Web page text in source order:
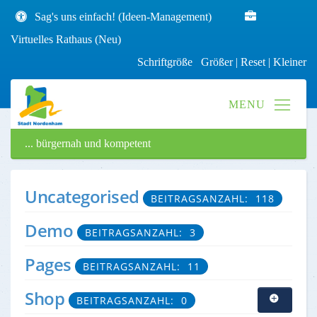
Sag's uns einfach! (Ideen-Management)
Virtuelles Rathaus (Neu)
Schriftgröße Größer| Reset | Kleiner
... bürgernah und kompetent
Uncategorised BEITRAGSANZAHL: 118
Demo BEITRAGSANZAHL: 3
Pages BEITRAGSANZAHL: 11
Shop BEITRAGSANZAHL: 0